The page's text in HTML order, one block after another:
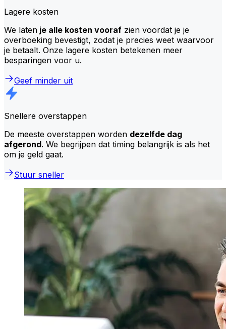
Lagere kosten
We laten je alle kosten vooraf zien voordat je je
overboeking bevestigt, zodat je precies weet waarvoor
je betaalt. Onze lagere kosten betekenen meer
besparingen voor u.
Geef minder uit
Snellere overstappen
De meeste overstappen worden dezelfde dag
afgerond. We begrijpen dat timing belangrijk is als het
om je geld gaat.
Stuur sneller